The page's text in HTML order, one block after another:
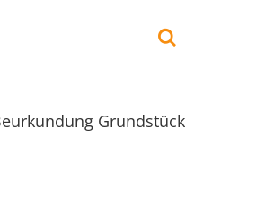
Grundstück